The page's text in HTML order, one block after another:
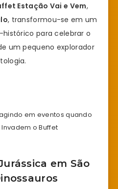
Estação Vai e Vem,
, transformou-se em um
para celebrar o
um pequeno explorador
em eventos quando
o Buffet
em São